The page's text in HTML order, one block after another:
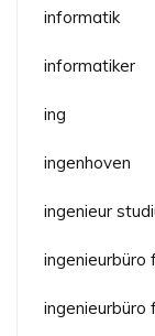
informatik
informatiker
ing
ingenhoven
ingenieur
ingenieurbüro
ingenieurbüro